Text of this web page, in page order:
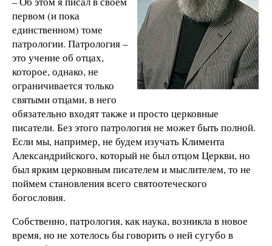
первом (и пока
единственном) томе
патрологии. Патрология –
это учение об отцах,
которое, однако, не
ограничивается только
святыми отцами, в него
обязательно входят также и просто церковные
писатели. Без этого патрология не может быть полной.
Если мы, например, не будем изучать Климента
Александрийского, который не был отцом Церкви, но
был ярким церковным писателем и мыслителем, то не
поймем становления всего святоотеческого
богословия.
Собственно, патрология, как наука, возникла в новое
время, но не хотелось бы говорить о ней сугубо в